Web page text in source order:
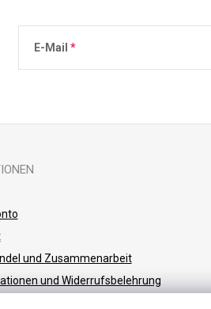
E-Mail
und Zusammenarbeit
und Widerrufsbelehrung